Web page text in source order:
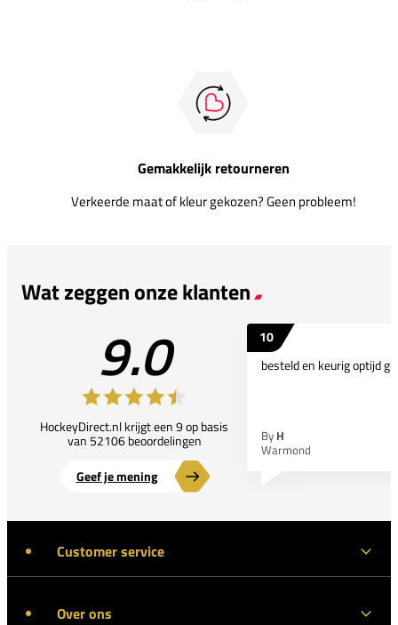
Gemakkelijk retourneren
Verkeerde maat of kleur gekozen? Geen probleem!
Wat zeggen onze klanten
9.0
HockeyDirect.nl krijgt een 9 op basis
van 52106 beoordelingen
Geef je mening
10
besteld en keurig optijd
By H
Warmond
Customer service
Over ons